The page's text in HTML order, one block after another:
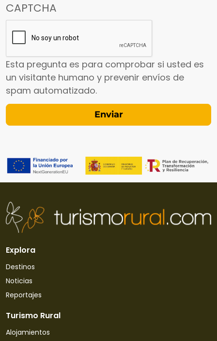
CAPTCHA
Esta pregunta es para comprobar si usted es
un visitante humano y prevenir envíos de
spam automatizado.
Explora
Destinos
Noticias
Reportajes
Turismo Rural
Alojamientos